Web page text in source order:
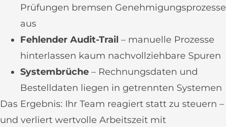
Prüfungen bremsen Genehmigungsprozesse
aus
Fehlender Audit-Trail – manuelle Prozesse
hinterlassen kaum nachvollziehbare Spuren
Systembrüche – Rechnungsdaten und
Bestelldaten liegen in getrennten Systemen
Das Ergebnis: Ihr Team reagiert statt zu steuern –
und verliert wertvolle Arbeitszeit mit